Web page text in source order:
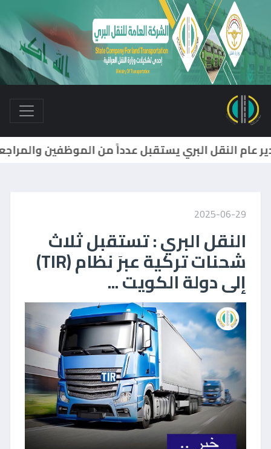
مدير عام النقل البري
2025-06-29
النقل البري : تستقبل ثلاث
شحنات تركية عبرَ نظام (TIR)
إلى دولة الكويت ...